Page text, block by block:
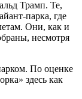
Трамп. Те,
парка, где
Они, как и
несмотря
По оценке
здесь как